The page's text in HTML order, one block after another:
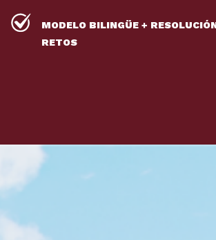
MODELO BILINGÜE +
RETOS